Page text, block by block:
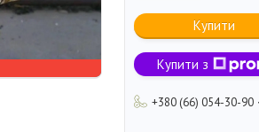
Купити
Купити з
+380 (66) 054-30-90